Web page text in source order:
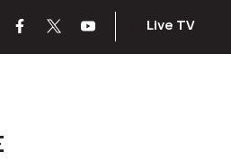
Live TV